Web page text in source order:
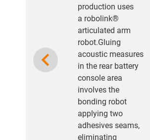
production uses
a robolink®
articulated arm
robot.Gluing
acoustic measures
in the rear battery
console area
involves the
bonding robot
applying two
adhesives seams,
eliminating
Previous